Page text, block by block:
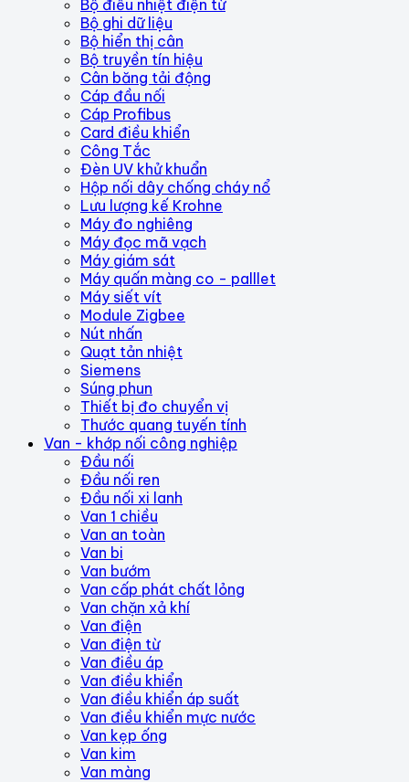
Bộ điều nhiệt điện từ
Bộ ghi dữ liệu
Bộ hiển thị cân
Bộ truyền tín hiệu
Cân băng tải động
Cáp đầu nối
Cáp Profibus
Card điều khiển
Công Tắc
Đèn UV khử khuẩn
Hộp nối dây chống cháy nổ
Lưu lượng kế Krohne
Máy đo nghiêng
Máy đọc mã vạch
Máy giám sát
Máy quấn màng co - palllet
Máy siết vít
Module Zigbee
Nút nhấn
Quạt tản nhiệt
Siemens
Súng phun
Thiết bị đo chuyển vị
Thước quang tuyến tính
Van - khớp nối công nghiệp
Đầu nối
Đầu nối ren
Đầu nối xi lanh
Van 1 chiều
Van an toàn
Van bi
Van bướm
Van cấp phát chất lỏng
Van chặn xả khí
Van điện
Van điện từ
Van điều áp
Van điều khiển
Van điều khiển áp suất
Van điều khiển mực nước
Van kẹp ống
Van kim
Van màng